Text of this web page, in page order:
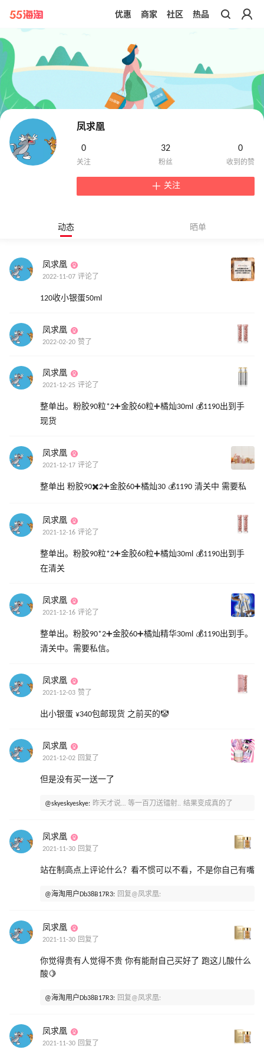
带你去官网买正品
优惠 商家 社区 热品
凤求凰
0 32 0
关注
动态 晒单
凤求凰
2022-11-07 评论了
120收小银蛋50ml
凤求凰
2022-02-20 赞了
凤求凰
2021-12-25 评论了
整单出。粉胶90粒*2➕金胶60粒➕橘灿30ml 💰1190出到手
现货
凤求凰
2021-12-17 评论了
整单出 粉胶90✖️2➕金胶60➕橘灿30 💰1190 清关中 需要私
凤求凰
2021-12-16 评论了
整单出。粉胶90粒*2➕金胶60粒➕橘灿30ml 💰1190出到手
在清关
凤求凰
2021-12-16 评论了
整单出。粉胶90*2➕金胶60➕橘灿精华30ml 💰1190出到手。
清关中。需要私信。
凤求凰
2021-12-03 赞了
出小银蛋 ¥340包邮现货 之前买的🤡
凤求凰
2021-12-02 回复了
但是没有买一送一了
@skyeskyeskye: 昨天才说… 等一百刀送镭射.. 结果变成真的了
凤求凰
2021-11-30 回复了
站在制高点上评论什么？看不惯可以不看，不是你自己有嘴
@海淘用户Db38B17R3: 回复@凤求凰:
凤求凰
2021-11-30 回复了
你觉得贵有人觉得不贵 你有能耐自己买好了 跑这儿酸什么
酸🍋
@海淘用户Db38B17R3: 回复@凤求凰:
凤求凰
2021-11-30 回复了